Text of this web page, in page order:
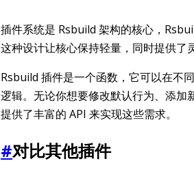
插件系统是 Rsbuild 架构的核心，
这种设计让核心保持轻量，同时提供了
Rsbuild 插件是一个函数，它可以在不
逻辑。无论你想要修改默认行为、添
提供了丰富的 API 来实现这些需求。
#对比其他插件